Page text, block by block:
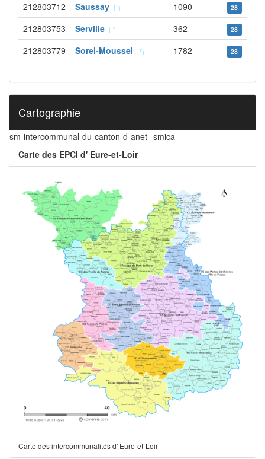
212803712 Saussay 1090 28
212803753 Serville 362 28
212803779 Sorel-Moussel 1782 28
Cartographie
sm-intercommunal-du-canton-d-anet--smica-
Carte des EPCI d' Eure-et-Loir
Carte des intercommunalités d' Eure-et-Loir